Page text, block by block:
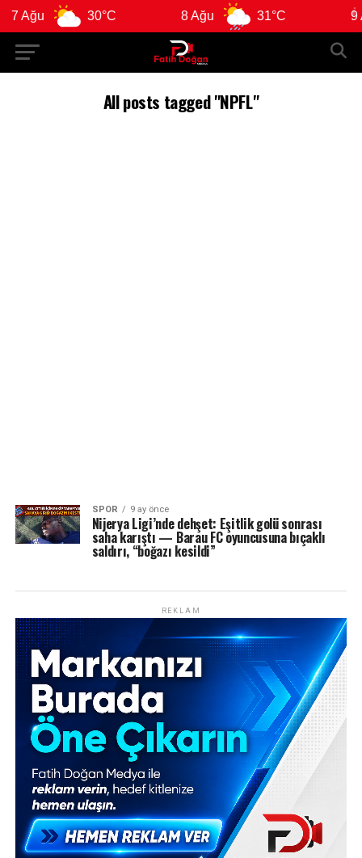
7 Ağu 30°C 8 Ağu 31°C 9
All posts tagged "NPFL"
SPOR 9 ay önce
Nijerya Ligi’nde dehşet: Eşitlik golü sonrası
saha karıştı — Barau FC oyuncusuna bıçaklı
saldırı, “boğazı kesildi”
REKLAM